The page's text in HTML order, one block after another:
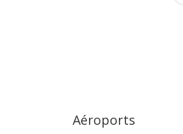
Aéroports